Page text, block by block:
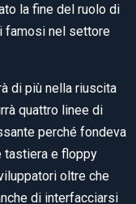
la fine del ruolo di
famosi nel settore
di più nella riuscita
quattro linee di
perché fondeva
tastiera e floppy
oltre che
di interfacciarsi